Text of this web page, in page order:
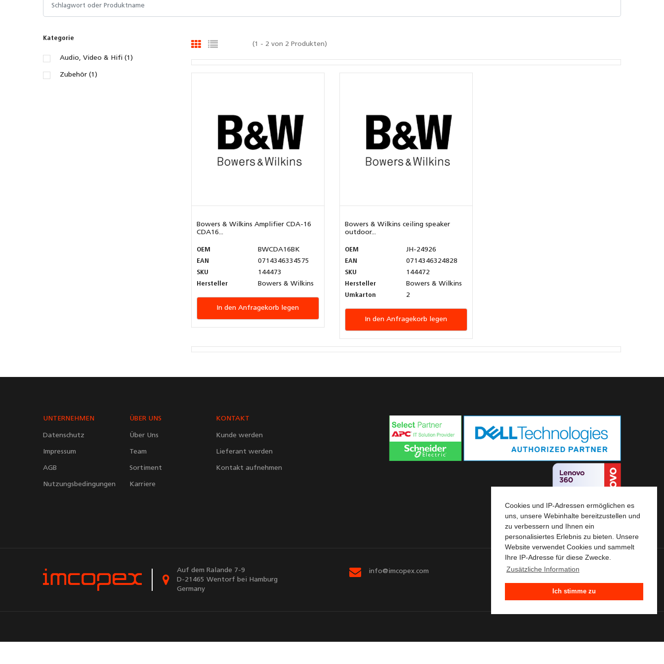
Cookies und IP-Adressen ermöglichen es
uns, unsere Webinhalte bereitzustellen und
zu verbessern und Ihnen ein
personalisiertes Erlebnis zu bieten. Unsere
Website verwendet Cookies und sammelt
Ihre IP-Adresse für diese Zwecke.
Zusätzliche Information
Ich stimme zu
Kategorie
Audio, Video & Hifi (1)
Zubehör (1)
(1 - 2 von 2 Produkten)
Bowers & Wilkins Amplifier CDA-16
CDA16...
OEM
BWCDA16BK
EAN
0714346334575
SKU
144473
Hersteller
Bowers & Wilkins
In den Anfragekorb legen
Bowers & Wilkins ceiling speaker
outdoor...
OEM
JH-24926
EAN
0714346324828
SKU
144472
Hersteller
Bowers & Wilkins
Umkarton
2
In den Anfragekorb legen
UNTERNEHMEN
Datenschutz
Impressum
AGB
Nutzungsbedingungen
ÜBER UNS
Über Uns
Team
Sortiment
Karriere
KONTAKT
Kunde werden
Lieferant werden
Kontakt aufnehmen
Auf dem Ralande 7-9
D-21465 Wentorf bei Hamburg
Germany
info@imcopex.com +49 (0)40 72 90 67 67